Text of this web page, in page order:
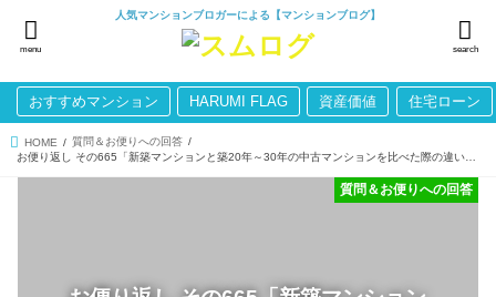
人気マンションブロガーによる【マンションブログ】
search
menu
おすすめマンション HARUMI FLAG 資産価値 住宅ローン
HOME
質問＆お便りへの回答
質問＆お便りへの回答